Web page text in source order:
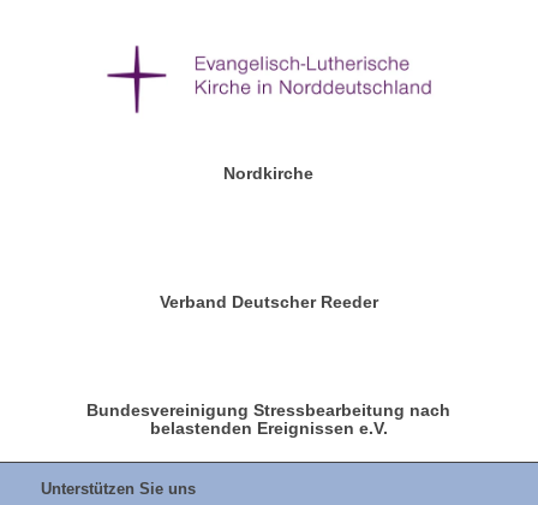
Nordkirche
Verband Deutscher Reeder
Bundesvereinigung Stressbearbeitung nach
belastenden Ereignissen e.V.
Unterstützen Sie uns